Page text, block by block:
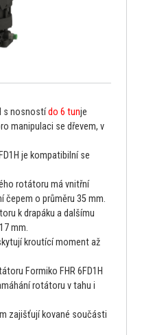
s nosnostído 6 tunje
manipulaci se dřevem, v
je kompatibilní se
rotátoru má vnitřní
o průměru 35 mm.
k drapáku a dalšímu
mm.
kroutící moment až
Formiko FHR 6FD1H
rotátoru v tahu i
zajišťují kované součásti